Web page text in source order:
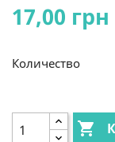
17,00 грн
Количество
